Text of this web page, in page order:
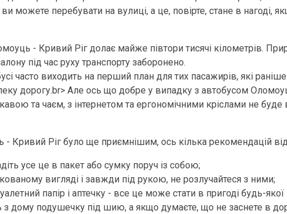
ви можете перебувати на вулиці, а це, повірте, стане в нагоді,
- Кривий Ріг долає майже півтори тисячі кілометрів.
під час руху транспорту заборонено.
часто виходить на перший план для тих пасажирів, які
дорогу.br> Але ось що добре у випадку з автобусом
та чаєм, з інтернетом та ергономічними кріслами не
Кривий Ріг було ще приємнішим, ось кілька рекомендацій
усе це в пакет або сумку поруч із собою;
вигляді і завжди під рукою, не розлучайтеся з ними;
папір і аптечку - все це може стати в пригоді будь-
дому подушечку під шию, а якщо думаєте, що не заснете в